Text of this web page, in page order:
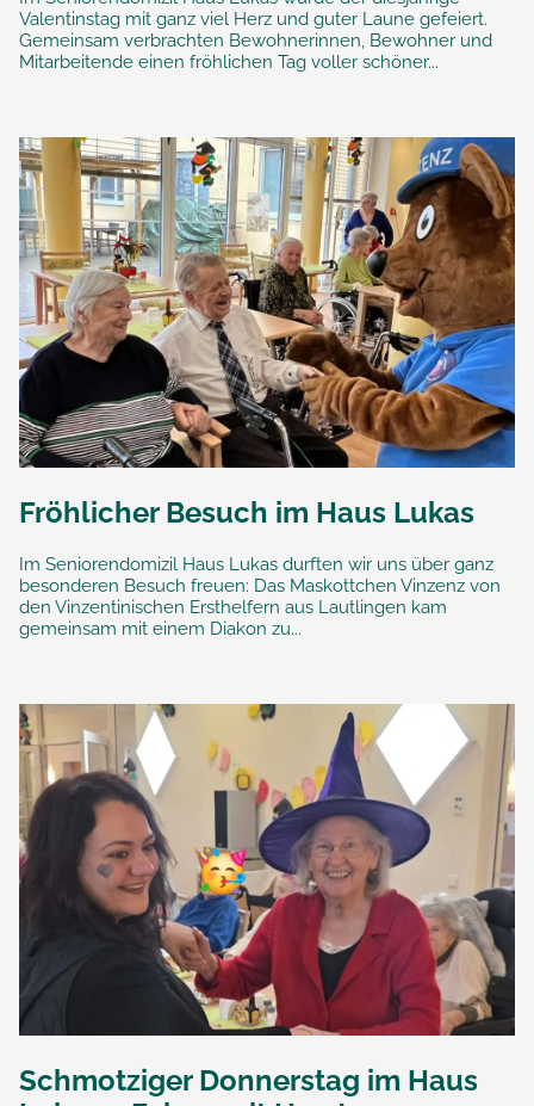
Valentinstag mit ganz viel Herz und guter Laune gefeiert.
Gemeinsam verbrachten Bewohnerinnen, Bewohner und
Mitarbeitende einen fröhlichen Tag voller schöner...
Fröhlicher Besuch im Haus Lukas
Im Seniorendomizil Haus Lukas durften wir uns über ganz
besonderen Besuch freuen: Das Maskottchen Vinzenz von
den Vinzentinischen Ersthelfern aus Lautlingen kam
gemeinsam mit einem Diakon zu...
Schmotziger Donnerstag im Haus